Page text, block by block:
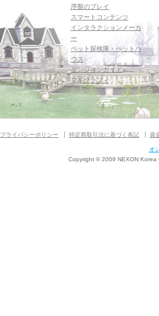
序盤のプレイ
スマートコンテンツ
インタラクションメーカ
ー
ペット探検隊・ペットハ
ウス
ダンジョンガイド
マギグラフィ
プライバシーポリシー 特定商取引法に基づく表記 資
オ
Copyright © 2009 NEXON Korea